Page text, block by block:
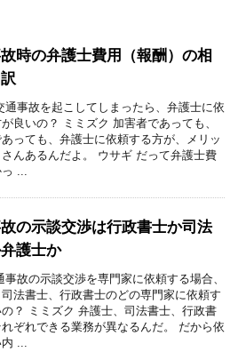
時の弁護士費用（報酬）の相
通事故を起こしてしまったら、弁護士に依
良いの？ ミミズク 加害者であっても、
っても、弁護士に依頼する方が、メリッ
さんあるんだよ。 ウサギ だって弁護士費
っ ...
の示談交渉は行政書士か司法
護士か
事故の示談交渉を専門家に依頼する場合、
法書士、行政書士のどの専門家に依頼す
？ ミミズク 弁護士、司法書士、行政書
ぞれできる業務が異なるんだ。 だから依
...